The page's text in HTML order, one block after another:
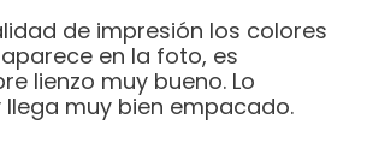
de impresión los colores
en la foto, es
lienzo muy bueno. Lo
muy bien empacado.